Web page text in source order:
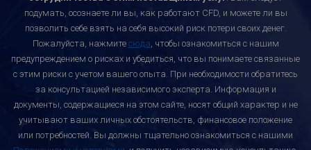
подумать, осознаете ли вы, как работают CFD, и можете ли вы
позволить себе взять на себя высокий риск потери своих денег.
Пожалуйста, нажмите сюда, чтобы ознакомиться с нашим
предупреждением о рисках и убедиться, что вы понимаете связанные
с этим риски с учетом вашего опыта. При необходимости обратитесь
за консультацией независимого эксперта. Информация и
документы, содержащиеся на этом сайте, носят общий характер и не
учитывают ваших личных обстоятельств, финансовое положение
или потребностей. Вы должны тщательно ознакомиться с нашими